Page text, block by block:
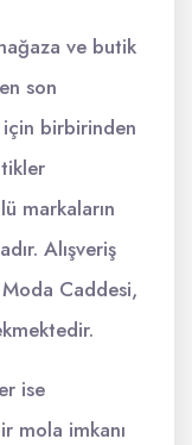
ve butik
son
birbirinden
markaların
Alışveriş
Caddesi,
ise
mola imkanı